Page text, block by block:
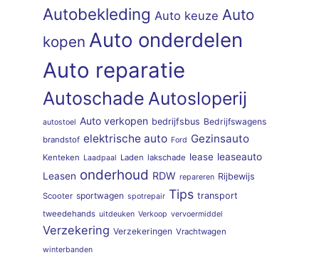
Autobekleding Auto keuze Auto
kopen Auto onderdelen
Auto reparatie
Autoschade Autosloperij
autostoel Auto verkopen bedrijfsbus Bedrijfswagens
brandstof elektrische auto Ford Gezinsauto
Kenteken Laadpaal Laden lakschade lease leaseauto
Leasen onderhoud RDW repareren Rijbewijs
Scooter sportwagen spotrepair Tips transport
tweedehands uitdeuken Verkoop vervoermiddel
Verzekering Verzekeringen Vrachtwagen
winterbanden